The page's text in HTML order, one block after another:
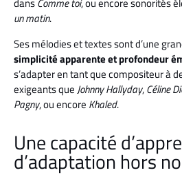
dansComme toi, ou encore sonorités
un matin.
Ses mélodies et textes sont d’une
simplicité apparente et profondeur
s’adapter en tant que compositeur à
exigeants que Johnny Hallyday,Céline
Pagny, ou encore Khaled.
Une capacité
d’adaptation hors